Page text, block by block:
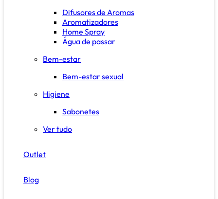
Difusores de Aromas
Aromatizadores
Home Spray
Água de passar
Bem-estar
Bem-estar sexual
Higiene
Sabonetes
Ver tudo
Outlet
Blog